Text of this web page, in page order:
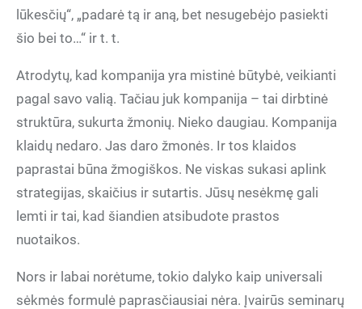
lūkesčių“, „padarė tą ir aną, bet nesugebėjo pasiekti
šio bei to…“ ir t. t.
Atrodytų, kad kompanija yra mistinė būtybė, veikianti
pagal savo valią. Tačiau juk kompanija – tai dirbtinė
struktūra, sukurta žmonių. Nieko daugiau. Kompanija
klaidų nedaro. Jas daro žmonės. Ir tos klaidos
paprastai būna žmogiškos. Ne viskas sukasi aplink
strategijas, skaičius ir sutartis. Jūsų nesėkmę gali
lemti ir tai, kad šiandien atsibudote prastos
nuotaikos.
Nors ir labai norėtume, tokio dalyko kaip universali
sėkmės formulė paprasčiausiai nėra. Įvairūs seminarų